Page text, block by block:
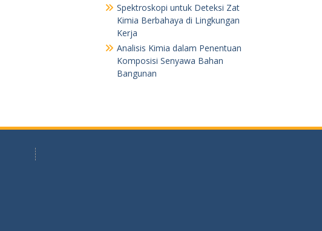
Spektroskopi untuk Deteksi Zat
Kimia Berbahaya di Lingkungan
Kerja
Analisis Kimia dalam Penentuan
Komposisi Senyawa Bahan
Bangunan